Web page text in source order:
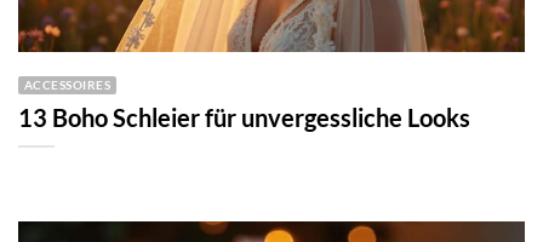
ACCESSOIRES
13 Boho Schleier für unvergessliche Looks